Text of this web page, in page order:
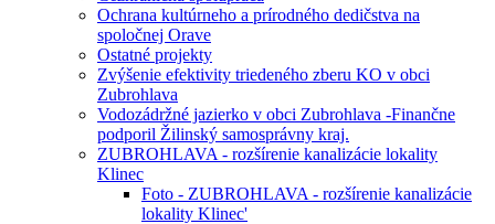
Ochrana kultúrneho a prírodného dedičstva na
spoločnej Orave
Ostatné projekty
Zvýšenie efektivity triedeného zberu KO v obci
Zubrohlava
Vodozádržné jazierko v obci Zubrohlava -Finančne
podporil Žilinský samosprávny kraj.
ZUBROHLAVA - rozšírenie kanalizácie lokality
Klinec
Foto - ZUBROHLAVA - rozšírenie kanalizácie
lokality Klinec'